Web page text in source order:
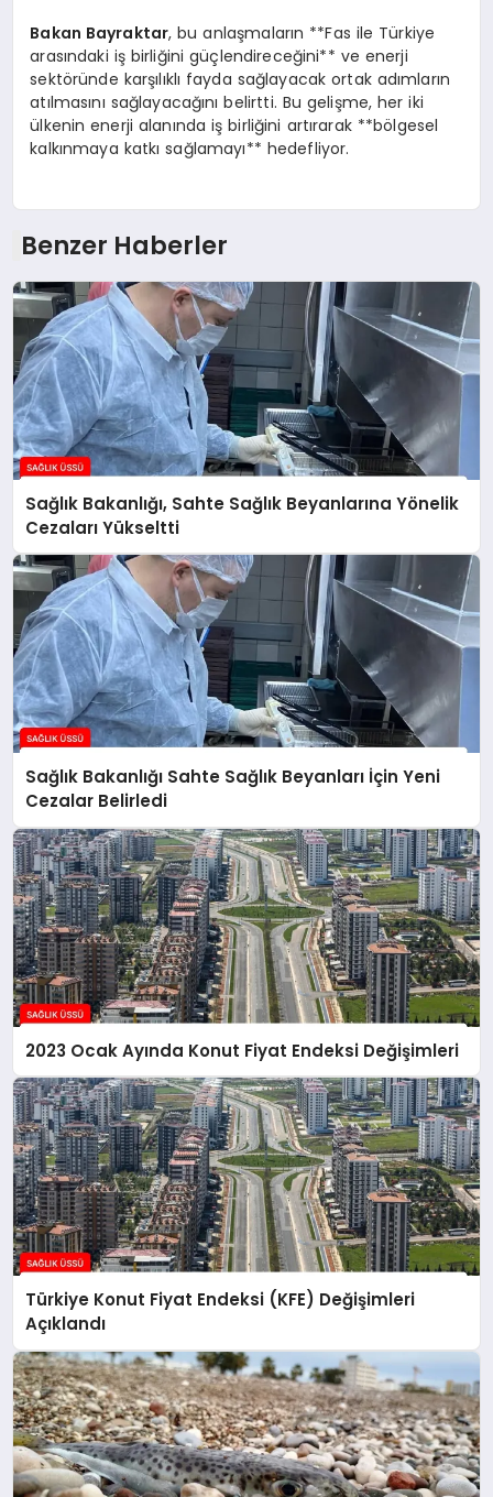
Bakan Bayraktar, bu anlaşmaların **Fas ile Türkiye
arasındaki iş birliğini güçlendireceğini** ve enerji
sektöründe karşılıklı fayda sağlayacak ortak adımların
atılmasını sağlayacağını belirtti. Bu gelişme, her iki
ülkenin enerji alanında iş birliğini artırarak **bölgesel
kalkınmaya katkı sağlamayı** hedefliyor.
Benzer Haberler
Sağlık Bakanlığı, Sahte Sağlık Beyanlarına Yönelik
Cezaları Yükseltti
Sağlık Bakanlığı Sahte Sağlık Beyanları İçin Yeni
Cezalar Belirledi
2023 Ocak Ayında Konut Fiyat Endeksi Değişimleri
Türkiye Konut Fiyat Endeksi (KFE) Değişimleri
Açıklandı